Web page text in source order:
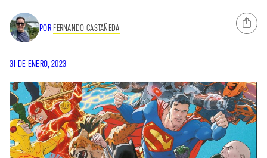
POR FERNANDO CASTAÑEDA
31 DE ENERO, 2023